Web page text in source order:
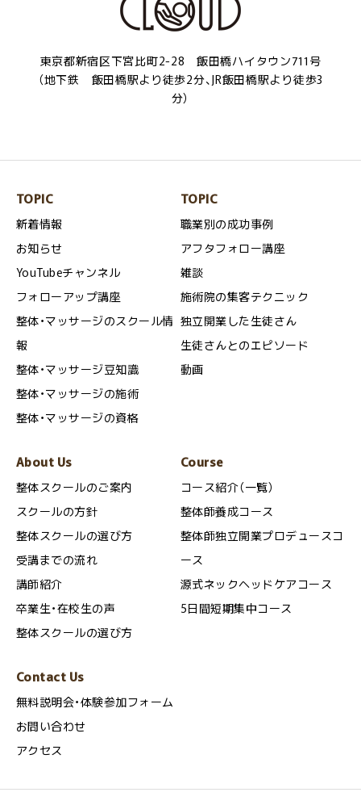
東京都新宿区下宮比町2-28 飯田橋ハイタウン711号
（地下鉄 飯田橋駅より徒歩2分、JR飯田橋駅より徒歩3
分）
TOPIC
新着情報
お知らせ
YouTubeチャンネル
フォローアップ講座
整体・マッサージのスクール情
報
整体・マッサージ豆知識
整体・マッサージの施術
整体・マッサージの資格
TOPIC
職業別の成功事例
アフタフォロー講座
雑談
施術院の集客テクニック
独立開業した生徒さん
生徒さんとのエピソード
動画
About Us
整体スクールのご案内
スクールの方針
整体スクールの選び方
受講までの流れ
講師紹介
卒業生・在校生の声
整体スクールの選び方
Course
コース紹介（一覧）
整体師養成コース
整体師独立開業プロデュースコ
ース
源式ネックヘッドケアコース
5日間短期集中コース
Contact Us
無料説明会・体験参加フォーム
お問い合わせ
アクセス